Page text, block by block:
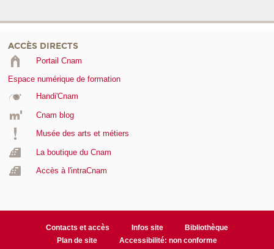
ACCÈS DIRECTS
Portail Cnam
Espace numérique de formation
Handi'Cnam
Cnam blog
Musée des arts et métiers
La boutique du Cnam
Accès à l'intraCnam
Contacts et accès Infos site
Bibliothèque
Plan de site
Accessibilité: non conforme